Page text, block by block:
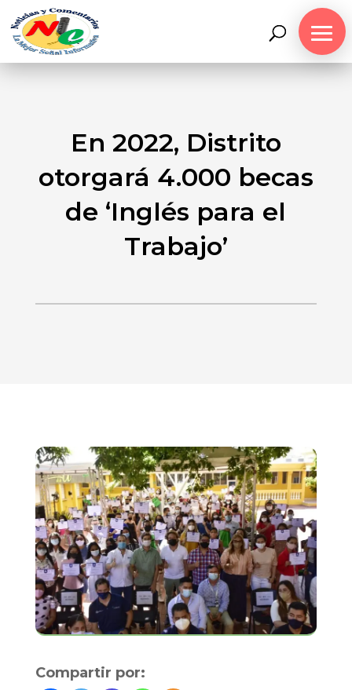
En 2022, Distrito
otorgará 4.000 becas
de ‘Inglés para el
Trabajo’
Compartir por: